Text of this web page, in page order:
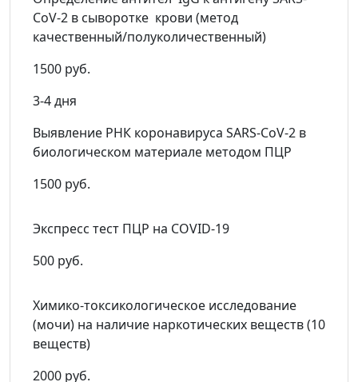
CoV-2 в сыворотке крови (метод
качественный/полуколичественный)
1500 руб.
3-4 дня
Выявление РНК коронавируса SARS-CoV-2 в
биологическом материале методом ПЦР
1500 руб.
Экспресс тест ПЦР на COVID-19
500 руб.
Химико-токсикологическое исследование
(мочи) на наличие наркотических веществ (10
веществ)
2000 руб.